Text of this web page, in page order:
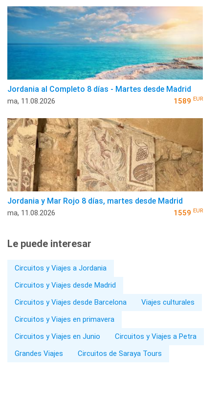
Jordania al Completo 8 días - Martes desde Madrid
ma, 11.08.2026 1589 EUR
Jordania y Mar Rojo 8 días, martes desde Madrid
ma, 11.08.2026 1559 EUR
Le puede interesar
Circuitos y Viajes a Jordania
Circuitos y Viajes desde Madrid
Circuitos y Viajes desde Barcelona
Viajes culturales
Circuitos y Viajes en primavera
Circuitos y Viajes en Junio
Circuitos y Viajes a Petra
Grandes Viajes
Circuitos de Saraya Tours